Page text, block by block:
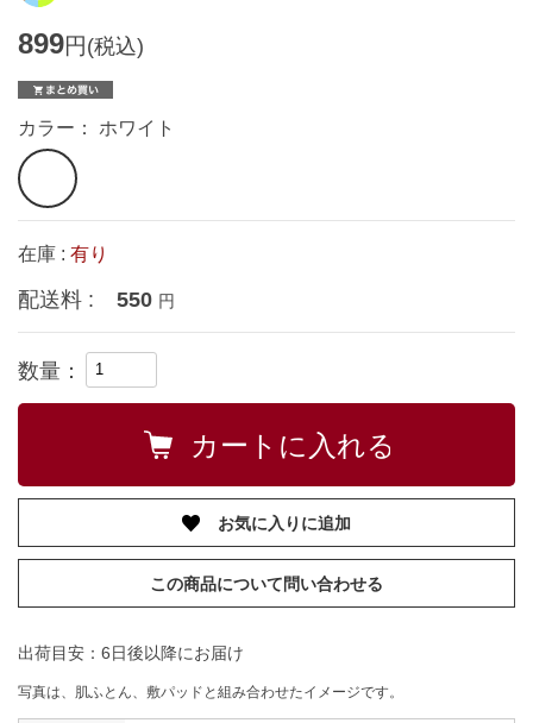
899円(税込)
カラー： ホワイト
在庫 : 有り
配送料 : 550 円
数量：
お気に入りに追加
この商品について問い合わせる
出荷目安：6日後以降にお届け
写真は、肌ふとん、敷パッドと組み合わせたイメージです。